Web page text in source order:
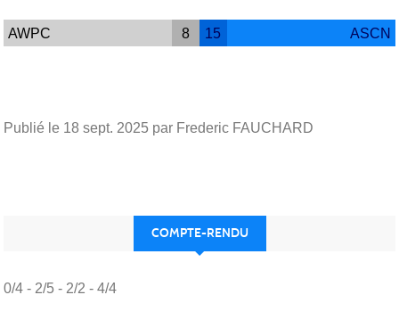
AWPC 8 15 ASCN
Publié le 18 sept. 2025 par Frederic FAUCHARD
COMPTE-RENDU
0/4 - 2/5 - 2/2 - 4/4